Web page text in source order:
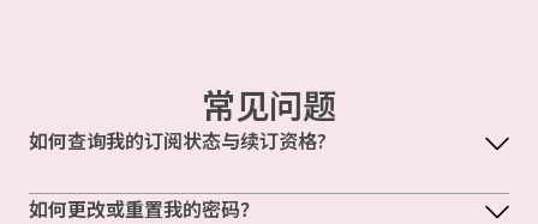
常见问题
如何查询我的订阅状态与续订资格?
如何更改或重置我的密码？